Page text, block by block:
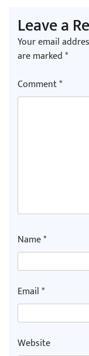
Leave a
Your email
are marked*
Comment*
Name*
Email*
Website